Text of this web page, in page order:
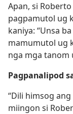
Apan, si
pagpamutol ug
kaniya: “Unsa
mamumutol ug
nga mga tanom
Pagpanalipod
“Dili himsog
miingon si